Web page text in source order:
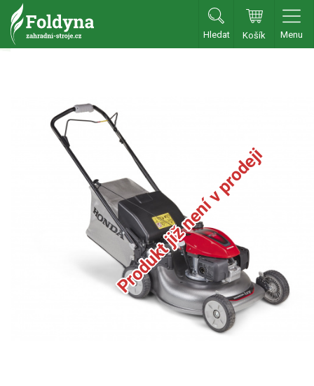
Hledat Košík Menu
Zahradní ridery
Aku traktory
Příslušenství
Benzínové sekačky
Benzínové sekačky s pojezdem
Benzínové sekačky bez pojezdu
Benzínové sekačky se startérem
Produkt již není v prodeji